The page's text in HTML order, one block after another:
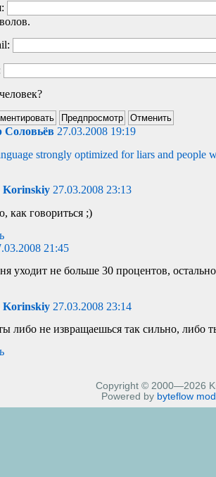
Соловьёв 27.03.2008 19:19
strongly optimized for liars and people
27.03.2008 23:13
как говориться ;)
21:45
уходит не больше 30 процентов,
27.03.2008 23:14
либо не извращаешься так сильно, либо
Copyright © 2000—2026
Powered by byteflow